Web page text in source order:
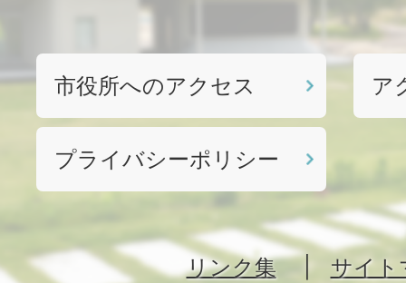
市役所へのアクセス ア
プライバシーポリシー
リンク集 サイト